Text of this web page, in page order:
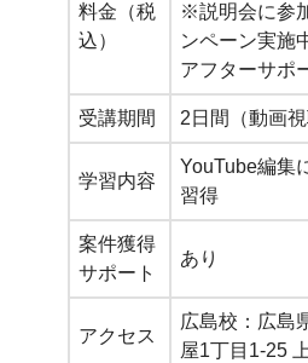
料金（税
込）
※説明会に参
ンペーン実施
アフターサポ
受講期間 2日間（動画視
学習内容
YouTube編集
習得
案件獲得
サポート
あり
アクセス
広島校：広島
屋1丁目1-25